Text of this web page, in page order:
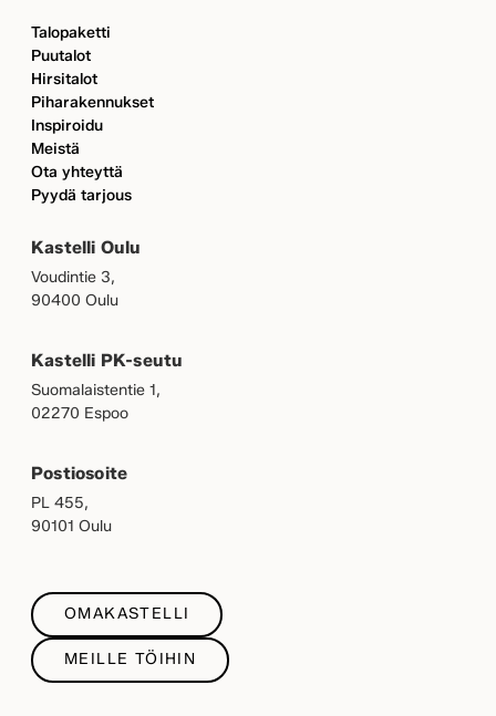
Talopaketti
Puutalot
Hirsitalot
Piharakennukset
Inspiroidu
Meistä
Ota yhteyttä
Pyydä tarjous
Kastelli Oulu
Voudintie 3,
90400 Oulu
Kastelli PK-seutu
Suomalaistentie 1,
02270 Espoo
Postiosoite
PL 455,
90101 Oulu
OMAKASTELLI
MEILLE TÖIHIN